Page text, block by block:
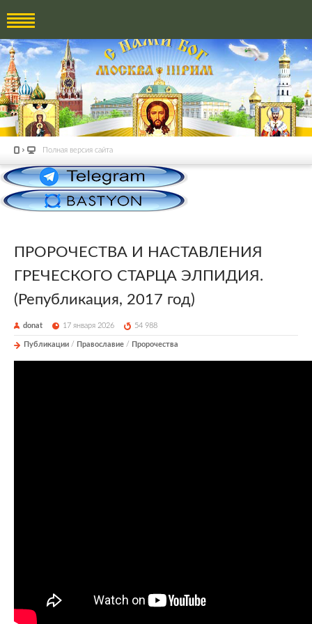
Полная версия сайта
ПРОРОЧЕСТВА И НАСТАВЛЕНИЯ
ГРЕЧЕСКОГО СТАРЦА ЭЛПИДИЯ.
(Републикация, 2017 год)
donat 17 января 2026 54 988
Публикации / Православие / Пророчества